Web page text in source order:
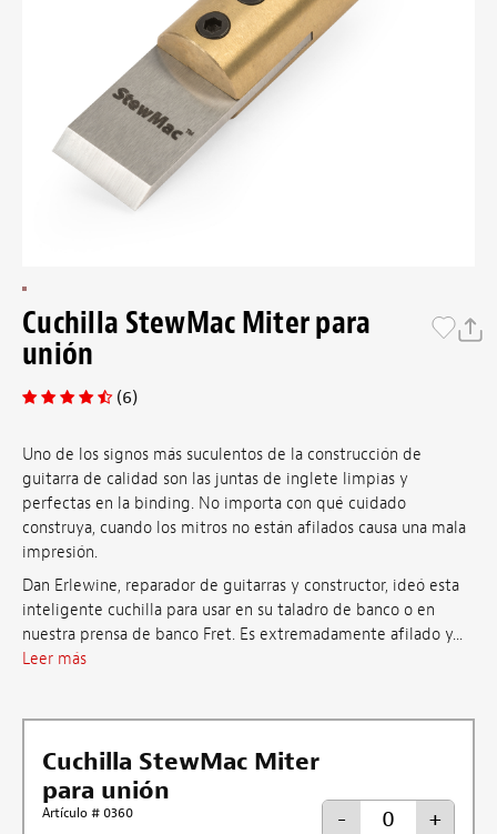
Cuchilla StewMac Miter para
unión
(6)
Uno de los signos más suculentos de la construcción de
guitarra de calidad son las juntas de inglete limpias y
perfectas en la binding. No importa con qué cuidado
construya, cuando los mitros no están afilados causa una mala
impresión.
Dan Erlewine, reparador de guitarras y constructor, ideó esta
inteligente cuchilla para usar en su taladro de banco o en
nuestra prensa de banco Fret. Es extremadamente afilado y...
Leer más
Cuchilla StewMac Miter
para unión
Artículo # 0360 - +